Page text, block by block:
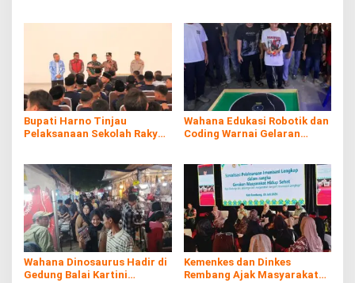
Bupati Harno Tinjau
Pelaksanaan Sekolah Rakyat
Wahana Edukasi Robotik dan
Coding Warnai Gelaran
Wahana Dinosaurus Hadir di
Gedung Balai Kartini
Kemenkes dan Dinkes
Rembang Ajak Masyarakat